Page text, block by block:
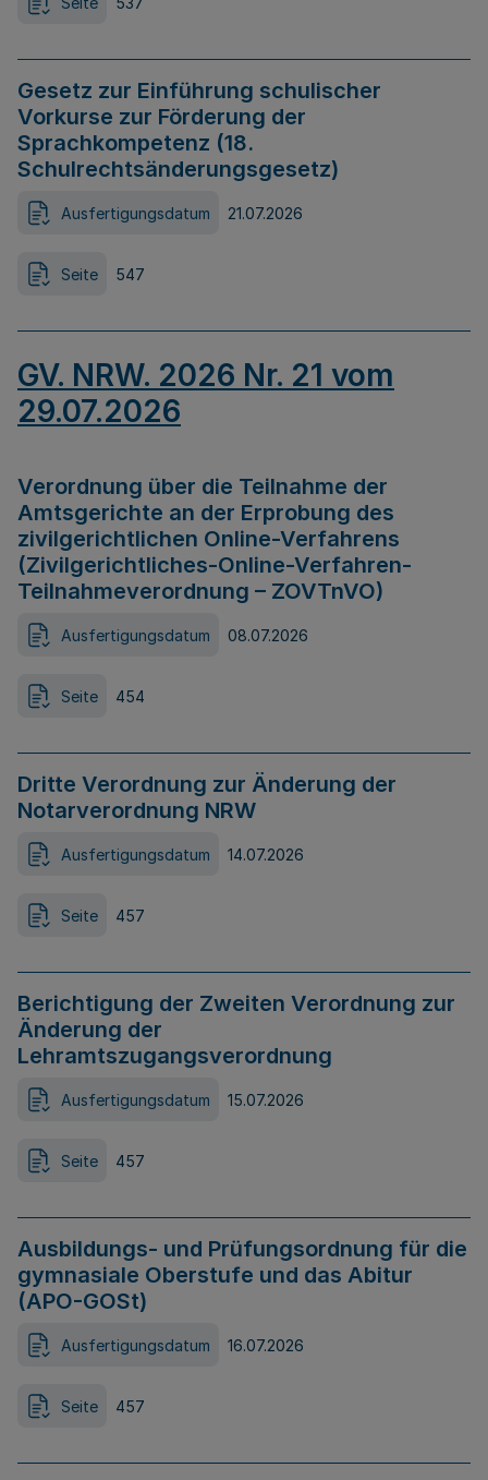
Gesetz zur Einführung schulischer
Vorkurse zur Förderung der
Sprachkompetenz (18.
Schulrechtsänderungsgesetz)
Ausfertigungsdatum 21.07.2026
Seite 547
GV. NRW. 2026 Nr. 21 vom
29.07.2026
Verordnung über die Teilnahme der
Amtsgerichte an der Erprobung des
zivilgerichtlichen Online-Verfahrens
(Zivilgerichtliches-Online-Verfahren-
Teilnahmeverordnung – ZOVTnVO)
Ausfertigungsdatum 08.07.2026
Seite 454
Dritte Verordnung zur Änderung der
Notarverordnung NRW
Ausfertigungsdatum 14.07.2026
Seite 457
Berichtigung der Zweiten Verordnung zur
Änderung der
Lehramtszugangsverordnung
Ausfertigungsdatum 15.07.2026
Seite 457
Ausbildungs- und Prüfungsordnung für die
gymnasiale Oberstufe und das Abitur
(APO-GOSt)
Ausfertigungsdatum 16.07.2026
Seite 457